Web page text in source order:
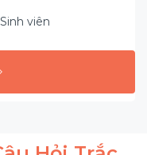
Sinh viên